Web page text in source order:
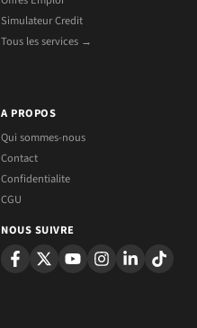
Simulateur Credit
Tous les services →
A PROPOS
Qui sommes-nous
Contact
Confidentialite
CGU
NOUS SUIVRE